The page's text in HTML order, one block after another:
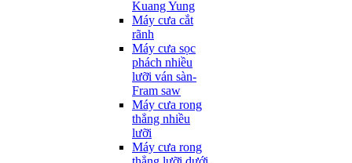
Kuang Yung
Máy cưa cắt
rãnh
Máy cưa sọc
phách nhiều
lưỡi ván sàn-
Fram saw
Máy cưa rong
thẳng nhiều
lưỡi
Máy cưa rong